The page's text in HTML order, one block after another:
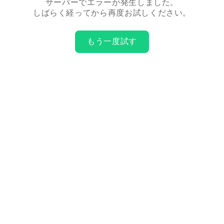
サーバーでエラーが発生しました。
しばらく経ってから再度お試しください。
もう一度試す